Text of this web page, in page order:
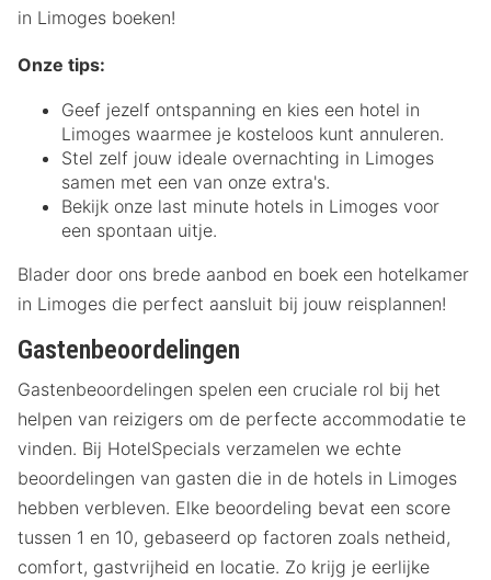
in Limoges boeken!
Onze tips:
Geef jezelf ontspanning en kies een hotel in
Limoges waarmee je kosteloos kunt annuleren.
Stel zelf jouw ideale overnachting in Limoges
samen met een van onze extra's.
Bekijk onze last minute hotels in Limoges voor
een spontaan uitje.
Blader door ons brede aanbod en boek een hotelkamer
in Limoges die perfect aansluit bij jouw reisplannen!
Gastenbeoordelingen
Gastenbeoordelingen spelen een cruciale rol bij het
helpen van reizigers om de perfecte accommodatie te
vinden. Bij HotelSpecials verzamelen we echte
beoordelingen van gasten die in de hotels in Limoges
hebben verbleven. Elke beoordeling bevat een score
tussen 1 en 10, gebaseerd op factoren zoals netheid,
comfort, gastvrijheid en locatie. Zo krijg je eerlijke